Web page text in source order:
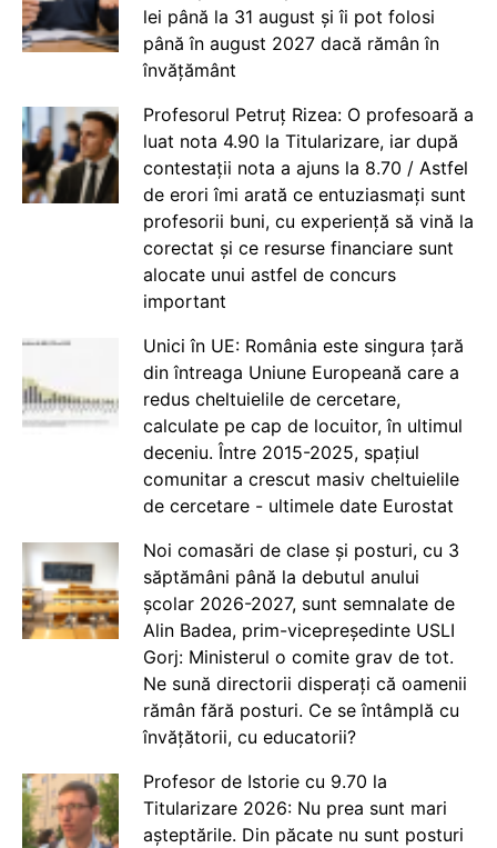
lei până la 31 august și îi pot folosi
până în august 2027 dacă rămân în
învățământ
Profesorul Petruț Rizea: O profesoară a
luat nota 4.90 la Titularizare, iar după
contestații nota a ajuns la 8.70 / Astfel
de erori îmi arată ce entuziasmați sunt
profesorii buni, cu experiență să vină la
corectat și ce resurse financiare sunt
alocate unui astfel de concurs
important
Unici în UE: România este singura țară
din întreaga Uniune Europeană care a
redus cheltuielile de cercetare,
calculate pe cap de locuitor, în ultimul
deceniu. Între 2015-2025, spațiul
comunitar a crescut masiv cheltuielile
de cercetare - ultimele date Eurostat
Noi comasări de clase și posturi, cu 3
săptămâni până la debutul anului
școlar 2026-2027, sunt semnalate de
Alin Badea, prim-vicepreședinte USLI
Gorj: Ministerul o comite grav de tot.
Ne sună directorii disperați că oamenii
rămân fără posturi. Ce se întâmplă cu
învățătorii, cu educatorii?
Profesor de Istorie cu 9.70 la
Titularizare 2026: Nu prea sunt mari
așteptările. Din păcate nu sunt posturi